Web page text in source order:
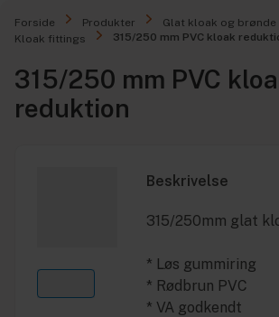
Forside Produkter
Glat kloak og brønde
Kloak fittings
315/250 mm PVC kloak
315/250 mm PVC
reduktion
Beskrivelse
315/250mm glat
* Løs gummiring
* Rødbrun PVC
* VA godkendt